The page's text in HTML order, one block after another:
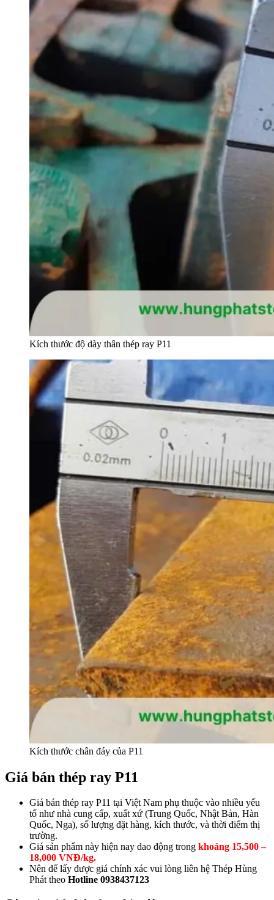
Kích thước độ dày thân thép ray P11
Kích thước chân đáy của P11
Giá bán thép ray P11
Giá bán thép ray P11 tại Việt Nam phụ thuộc vào nhiều yếu
tố như nhà cung cấp, xuất xứ (Trung Quốc, Nhật Bản, Hàn
Quốc, Nga), số lượng đặt hàng, kích thước, và thời điểm thị
trường.
Giá sản phẩm này hiện nay dao động trong khoảng 15,500 –
18,000 VNĐ/kg.
Nên để lấy được giá chính xác vui lòng liên hệ Thép Hùng
Phát theo Hotline 0938437123